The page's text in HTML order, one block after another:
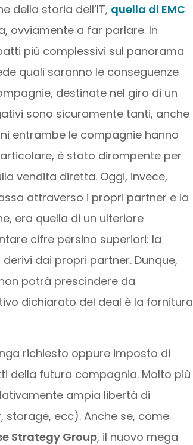
della storia dell’IT, quella di EMC
ovviamente a far parlare. In
più complessivi sul panorama
quali saranno le conseguenze
destinate nel giro di un
sono sicuramente tanti, anche
entrambe le compagnie hanno
è stato dirompente per
vendita diretta. Oggi, invece,
attraverso i propri partner e la
era quella di un ulteriore
cifre persino superiori: la
dai propri partner. Dunque,
potrà prescindere da
dichiarato del deal è la fornitura
richiesto oppure imposto di
della futura compagnia. Molto più
ampia libertà di
storage, ecc). Anche se, come
Strategy Group, il nuovo mega